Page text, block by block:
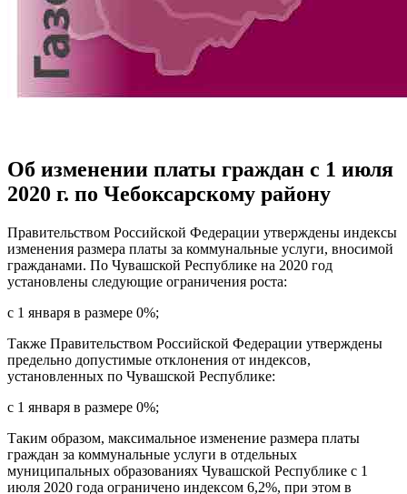
Об изменении платы граждан с 1 июля
2020 г. по Чебоксарскому району
Правительством Российской Федерации утверждены индексы
изменения размера платы за коммунальные услуги, вносимой
гражданами. По Чувашской Республике на 2020 год
установлены следующие ограничения роста:
с 1 января в размере 0%;
Также Правительством Российской Федерации утверждены
предельно допустимые отклонения от индексов,
установленных по Чувашской Республике:
с 1 января в размере 0%;
Таким образом, максимальное изменение размера платы
граждан за коммунальные услуги в отдельных
муниципальных образованиях Чувашской Республике с 1
июля 2020 года ограничено индексом 6,2%, при этом в